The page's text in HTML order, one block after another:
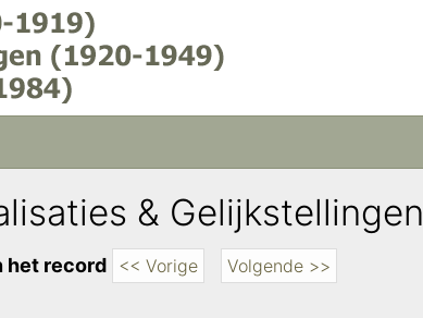
& Gelijkstellingen
het record << Vorige Volgende >>